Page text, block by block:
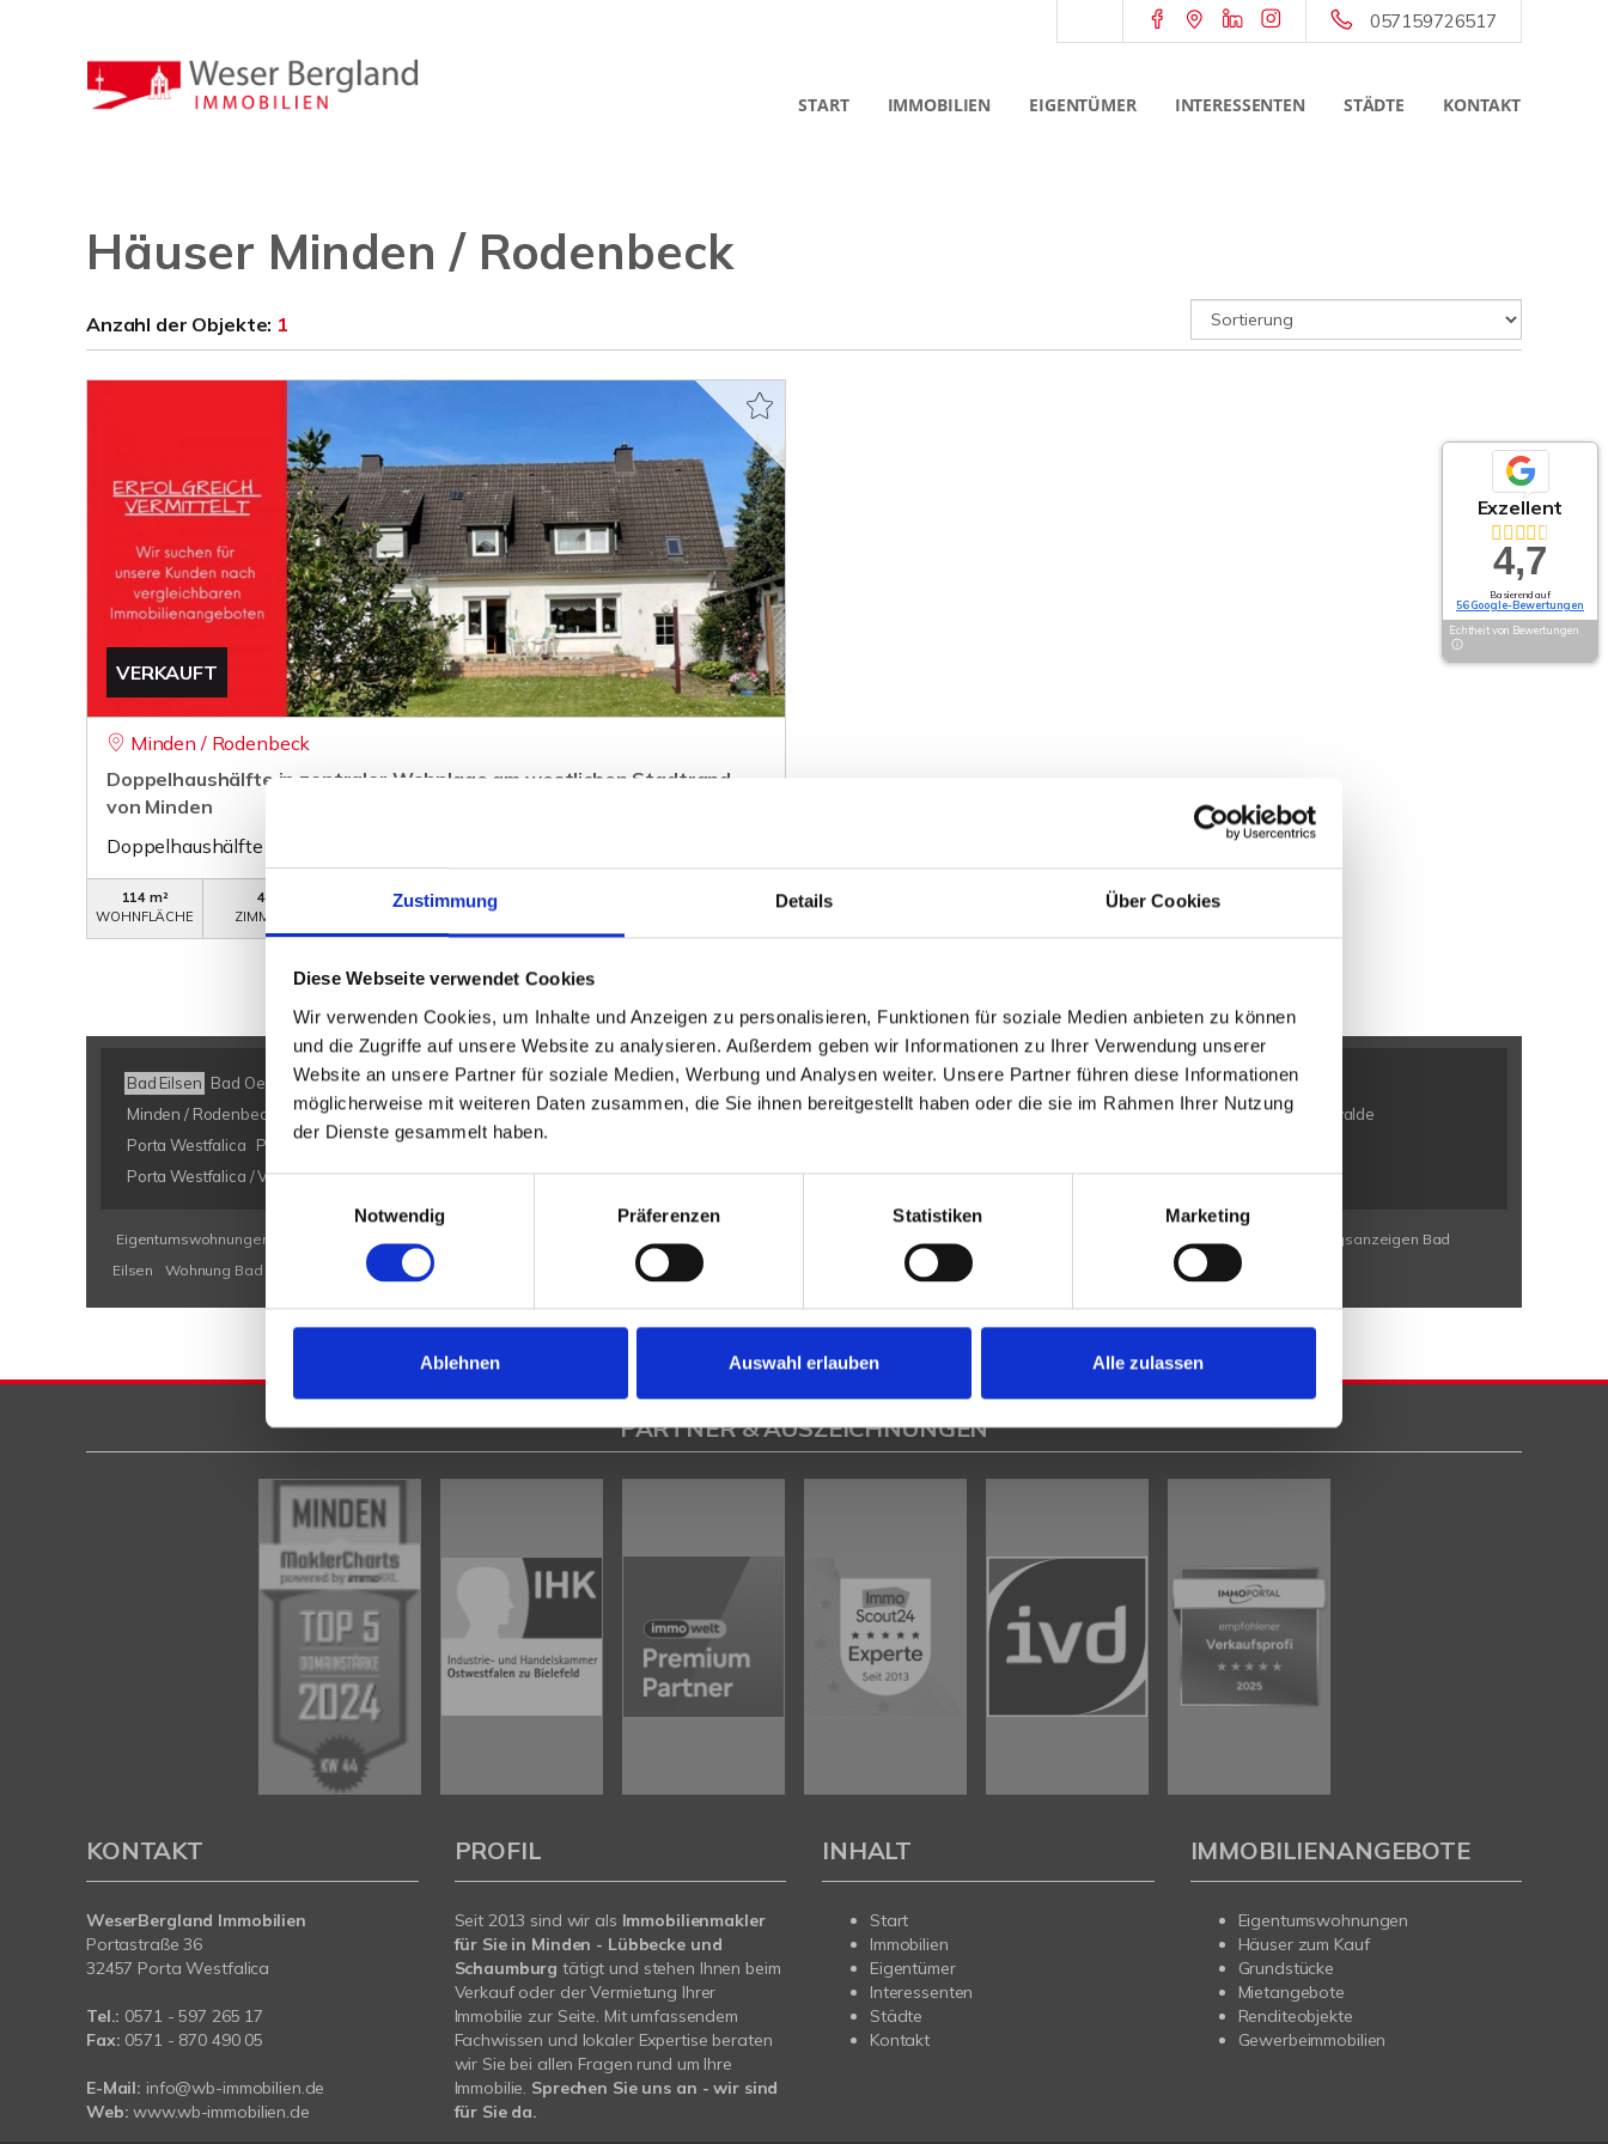
Zustimmung Details Über Cookies
Diese Webseite verwendet Cookies
Wir verwenden Cookies, um Inhalte und Anzeigen zu personalisieren, Funktionen für soziale Medien anbieten zu können
und die Zugriffe auf unsere Website zu analysieren. Außerdem geben wir Informationen zu Ihrer Verwendung unserer
Website an unsere Partner für soziale Medien, Werbung und Analysen weiter. Unsere Partner führen diese Informationen
möglicherweise mit weiteren Daten zusammen, die Sie ihnen bereitgestellt haben oder die sie im Rahmen Ihrer Nutzung
der Dienste gesammelt haben.
Notwendig
Präferenzen Statistiken Marketing
Ablehnen Auswahl erlauben Alle zulassen
057159726517
START IMMOBILIEN EIGENTÜMER INTERESSENTEN STÄDTE KONTAKT
Häuser Minden / Rodenbeck
Anzahl der Objekte: 1
VERKAUFT
Minden / Rodenbeck
Doppelhaushälfte in zentraler Wohnlage am westlichen Stadtrand
von Minden
Doppelhaushälfte
114 m²
WOHNFLÄCHE
4
ZIMMER
WB-295
Bad Eilsen Bad Oeynhausen Bad Salzuflen Bückeburg Heeßen Herford Hespe Hille Kalletal Lübbecke Löhne Minden Minden / Bölhorst Minden / Kutenhausen
Minden / Rodenbeck
Minden Kutenhausen Obernkirchen Petershagen Petershagen / Bierde Petershagen / Döhren Petershagen / Eldagsen
Petershagen / Friedewalde
Porta Westfalica
Porta Westfalica / Barkhausen Porta Westfalica / Eisbergen
Porta Westfalica / Veltheim Porta Westfalica / Vennebeck Rahden Rinteln Vlotho
Eigentumswohnungen Bad Eilsen Eigentumswohnung Bad Eilsen Immo Bad Eilsen Wohnung suche Bad Eilsen Wohnungssuche Bad Eilsen
Wohnungsanzeigen Bad
Eilsen
Wohnung Bad Eilsen kaufen Bad Eilsen Immobilien Bad Eilsen Immobilienkauf Bad Eilsen
Exzellent
4,7
Basierend auf
56 Google-Bewertungen
Echtheit von Bewertungen
PARTNER & AUSZEICHNUNGEN
KONTAKT
WeserBergland Immobilien
Portastraße 36
32457 Porta Westfalica
Tel.: 0571 - 597 265 17
Fax: 0571 - 870 490 05
E-Mail: info@wb-immobilien.de
Web: www.wb-immobilien.de
PROFIL
Seit 2013 sind wir als Immobilienmakler
für Sie in Minden - Lübbecke und
Schaumburgtätigt und stehen Ihnen beim
Verkauf oder der Vermietung Ihrer
Immobilie zur Seite. Mit umfassendem
Fachwissen und lokaler Expertise beraten
wir Sie bei allen Fragen rund um Ihre
Immobilie. Sprechen Sie uns an - wir sind
für Sie da.
INHALT
Start
Immobilien
Eigentümer
Interessenten
Städte
Kontakt
IMMOBILIENANGEBOTE
Eigentumswohnungen
Häuser zum Kauf
Grundstücke
Mietangebote
Renditeobjekte
Gewerbeimmobilien